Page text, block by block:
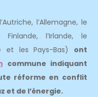
l’Allemagne, le
Finlande, l’Irlande, le
et les Pays-Bas) ont
commune indiquant
réforme en conflit
et de l’énergie.